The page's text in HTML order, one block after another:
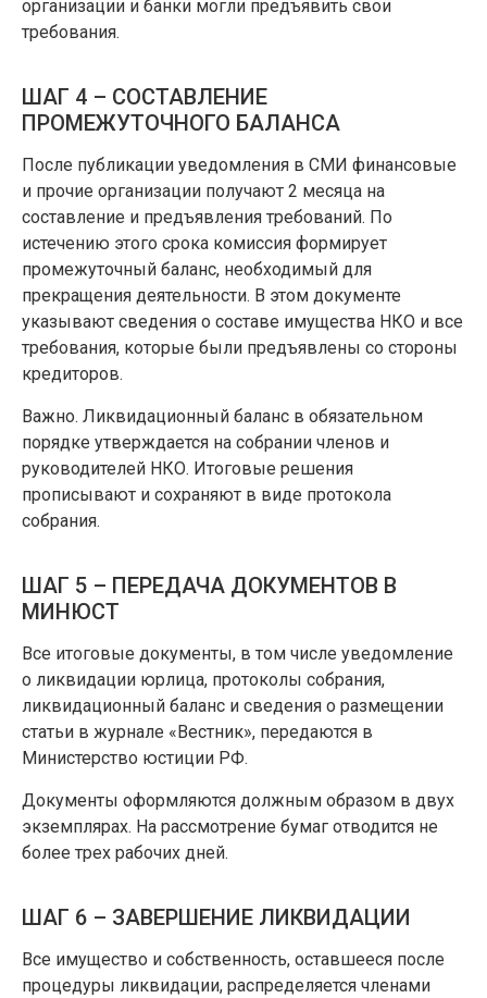
организации и банки могли предъявить свои
требования.
ШАГ 4 – СОСТАВЛЕНИЕ
ПРОМЕЖУТОЧНОГО БАЛАНСА
После публикации уведомления в СМИ финансовые
и прочие организации получают 2 месяца на
составление и предъявления требований. По
истечению этого срока комиссия формирует
промежуточный баланс, необходимый для
прекращения деятельности. В этом документе
указывают сведения о составе имущества НКО и все
требования, которые были предъявлены со стороны
кредиторов.
Важно. Ликвидационный баланс в обязательном
порядке утверждается на собрании членов и
руководителей НКО. Итоговые решения
прописывают и сохраняют в виде протокола
собрания.
ШАГ 5 – ПЕРЕДАЧА ДОКУМЕНТОВ В
МИНЮСТ
Все итоговые документы, в том числе уведомление
о ликвидации юрлица, протоколы собрания,
ликвидационный баланс и сведения о размещении
статьи в журнале «Вестник», передаются в
Министерство юстиции РФ.
Документы оформляются должным образом в двух
экземплярах. На рассмотрение бумаг отводится не
более трех рабочих дней.
ШАГ 6 – ЗАВЕРШЕНИЕ ЛИКВИДАЦИИ
Все имущество и собственность, оставшееся после
процедуры ликвидации, распределяется членами